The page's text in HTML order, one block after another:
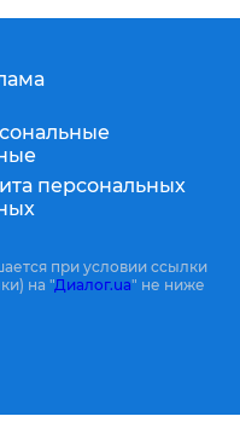
персональных
при условии ссылки
на "Диалог.ua" не ниже